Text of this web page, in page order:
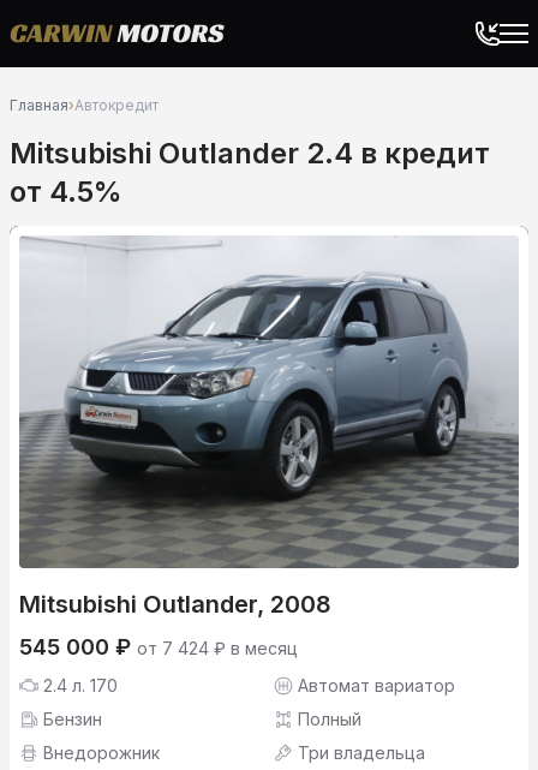
Главная›Автокредит
Mitsubishi Outlander 2.4 в кредит
от 4.5%
Mitsubishi Outlander, 2008
545 000 ₽ от 7 424 ₽ в месяц
2.4 л. 170
Автомат вариатор
Бензин
Полный
Внедорожник
Три владельца